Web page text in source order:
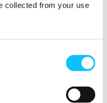
collected from your use
kehittämisen ja
osaamiskeskuksen
kesällä, ja poliittinen